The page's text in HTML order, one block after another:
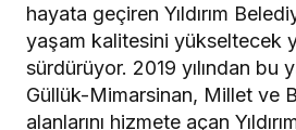
hayata geçiren Yıldırım
yaşam kalitesini yükseltecek
sürdürüyor. 2019 yılından bu
Güllük-Mimarsinan, Millet ve
alanlarını hizmete açan